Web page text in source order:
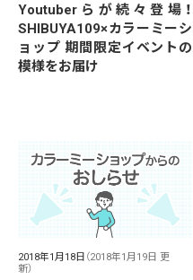
Youtuberらが続々登場！
SHIBUYA109×カラーミーシ
ョップ 期間限定イベントの
模様をお届け
2018年1月18日 （2018年1月19日 更
新）